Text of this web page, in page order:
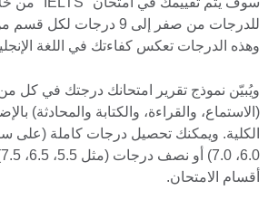
للدرجات من صفر إلى 9 درجات
وهذه الدرجات تعكس كفاءتك في اللغة
ويُبيّن نموذج تقرير امتحانك درجتك في كل من
(الاستماع، والقراءة، والكتابة والمحادثة)
أقسام الامتحان.